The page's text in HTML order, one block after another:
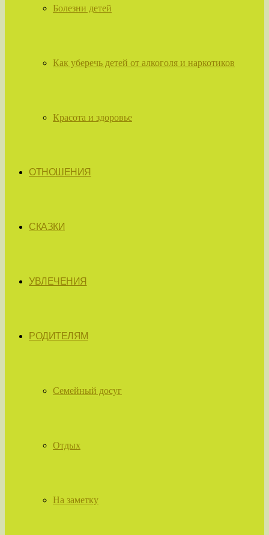
Болезни детей
Как уберечь детей от алкоголя и наркотиков
Красота и здоровье
ОТНОШЕНИЯ
СКАЗКИ
УВЛЕЧЕНИЯ
РОДИТЕЛЯМ
Семейный досуг
Отдых
На заметку